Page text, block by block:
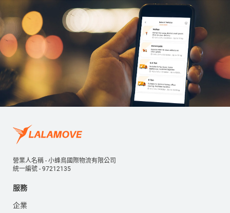
營業人名稱 - 小蜂鳥國際物流有限公司
統一編號 - 97212135
服務
企業